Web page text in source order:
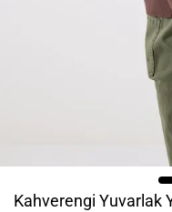
Kahverengi Yuvarlak